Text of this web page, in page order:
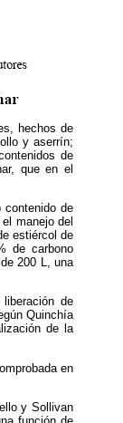
hechos de
y aserrín;
de
que en el
contenido de
manejo del
estiércol de
de carbono
200 L, una
de
Quinchía
de la
en
y Sollivan